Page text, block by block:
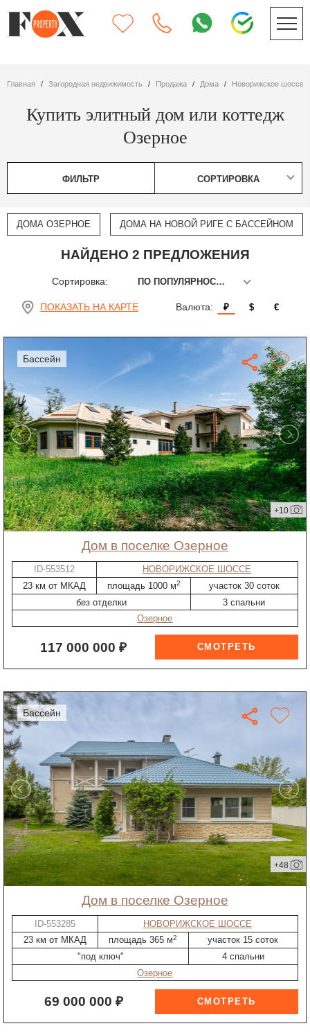
Главная Загородная недвижимость Продажа дома Новорижское шоссе
Купить элитный дом или коттедж
Озерное
ФИЛЬТР СОРТИРОВКА
ДОМА ОЗЕРНОЕ ДОМА НА НОВОЙ РИГЕ С БАССЕЙНОМ
НАЙДЕНО 2 ПРЕДЛОЖЕНИЯ
Сортировка: ПО ПОПУЛЯРНОСТИ
ПОКАЗАТЬ НА КАРТЕ Валюта: ₽ $ €
бассейн
+10
дом в поселке Озерное
ID-553512
НОВОРИЖСКОЕ ШОССЕ
23 км от МКАД
площадь 1000 м2
участок 30 соток
без отделки
3 спальни
Озерное
117 000 000 ₽
бассейн
+48
дом в поселке Озерное
ID-553285
НОВОРИЖСКОЕ ШОССЕ
23 км от МКАД
площадь 365 м2
участок 15 соток
"под ключ"
4 спальни
Озерное
69 000 000 ₽